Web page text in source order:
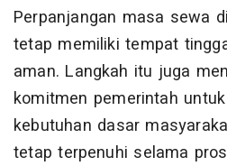
Perpanjangan masa sewa
tetap memiliki tempat
aman. Langkah itu juga
komitmen pemerintah
kebutuhan dasar
tetap terpenuhi selama